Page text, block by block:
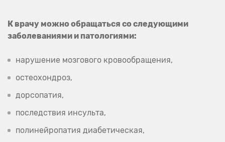
К врачу можно обращаться со следующими
заболеваниями и патологиями:
нарушение мозгового кровообращения,
остеохондроз,
дорсопатия,
последствия инсульта,
полинейропатия диабетическая,